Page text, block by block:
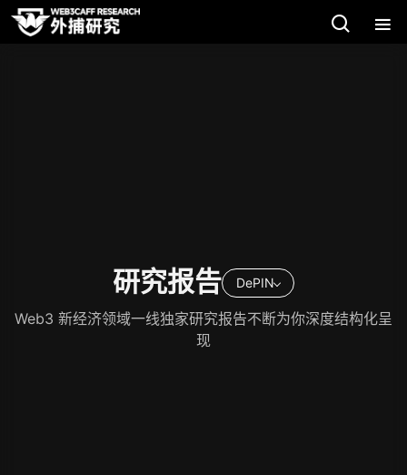
研究报告 DePIN
Web3 新经济领域一线独家研究报告不断为你深度结构化呈
现